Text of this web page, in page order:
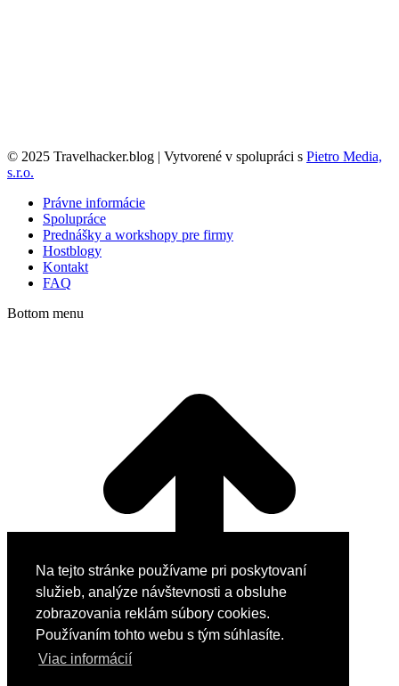
Na tejto stránke používame pri poskytovaní
služieb, analýze návštevnosti a obsluhe
zobrazovania reklám súbory cookies.
Používaním tohto webu s tým súhlasíte.
Viac informácií
© 2025 Travelhacker.blog | Vytvorené v spolupráci s Pietro Media,
s.r.o.
Právne informácie
Spolupráce
Prednášky a workshopy pre firmy
Hostblogy
Kontakt
FAQ
Bottom menu